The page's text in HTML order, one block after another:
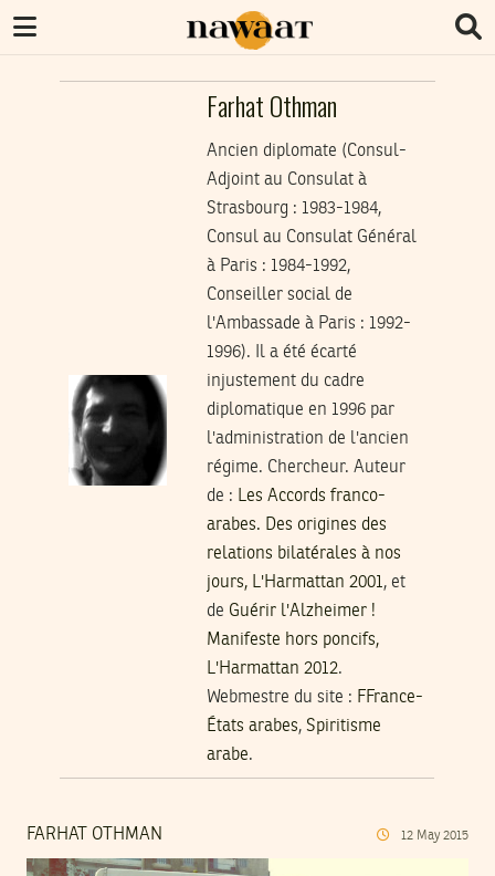
Farhat Othman
Ancien diplomate (Consul-
Adjoint au Consulat à
Strasbourg : 1983-1984,
Consul au Consulat Général
à Paris : 1984-1992,
Conseiller social de
l'Ambassade à Paris : 1992-
1996). Il a été écarté
injustement du cadre
diplomatique en 1996 par
l'administration de l'ancien
régime. Chercheur. Auteur
de : Les Accords franco-
arabes. Des origines des
relations bilatérales à nos
jours, L'Harmattan 2001, et
de Guérir l'Alzheimer !
Manifeste hors poncifs,
L'Harmattan 2012.
Webmestre du site : FFrance-
États arabes,Spiritisme
arabe.
FARHAT OTHMAN 12 May 2015